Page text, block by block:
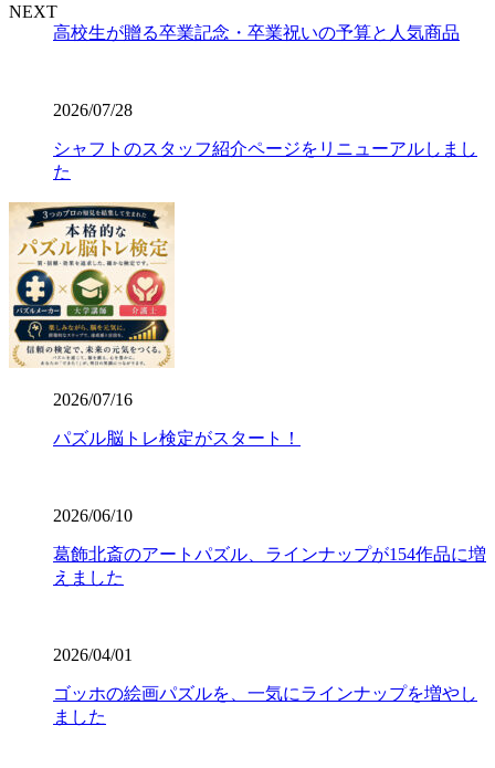
NEXT
高校生が贈る卒業記念・卒業祝いの予算と人気商品
2026/07/28
シャフトのスタッフ紹介ページをリニューアルしまし
た
2026/07/16
パズル脳トレ検定がスタート！
2026/06/10
葛飾北斎のアートパズル、ラインナップが154作品に増
えました
2026/04/01
ゴッホの絵画パズルを、一気にラインナップを増やし
ました